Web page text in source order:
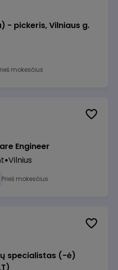
- pickeris, Vilniaus g.
mokesčius
Engineer
Vilnius
Prieš mokesčius
specialistas (-ė)